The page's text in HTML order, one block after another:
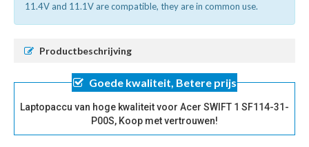
11.4V and 11.1V are compatible, they are in common use.
Productbeschrijving
Goede kwaliteit, Betere prijs
Laptopaccu van hoge kwaliteit voor Acer SWIFT 1 SF114-31-
P00S, Koop met vertrouwen!